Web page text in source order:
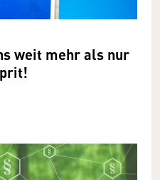
weit mehr als nur